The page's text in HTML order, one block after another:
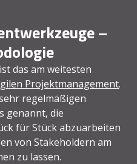
–
das am weitesten
Projektmanagement.
regelmäßigen
genannt, die
für Stück abzuarbeiten
von Stakeholdern am
zu lassen.